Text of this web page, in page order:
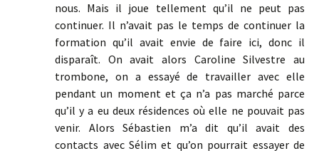
nous. Mais il joue tellement qu’il ne peut pas
continuer. Il n’avait pas le temps de continuer la
formation qu’il avait envie de faire ici, donc il
disparaît. On avait alors Caroline Silvestre au
trombone, on a essayé de travailler avec elle
pendant un moment et ça n’a pas marché parce
qu’il y a eu deux résidences où elle ne pouvait pas
venir. Alors Sébastien m’a dit qu’il avait des
contacts avec Sélim et qu’on pourrait essayer de